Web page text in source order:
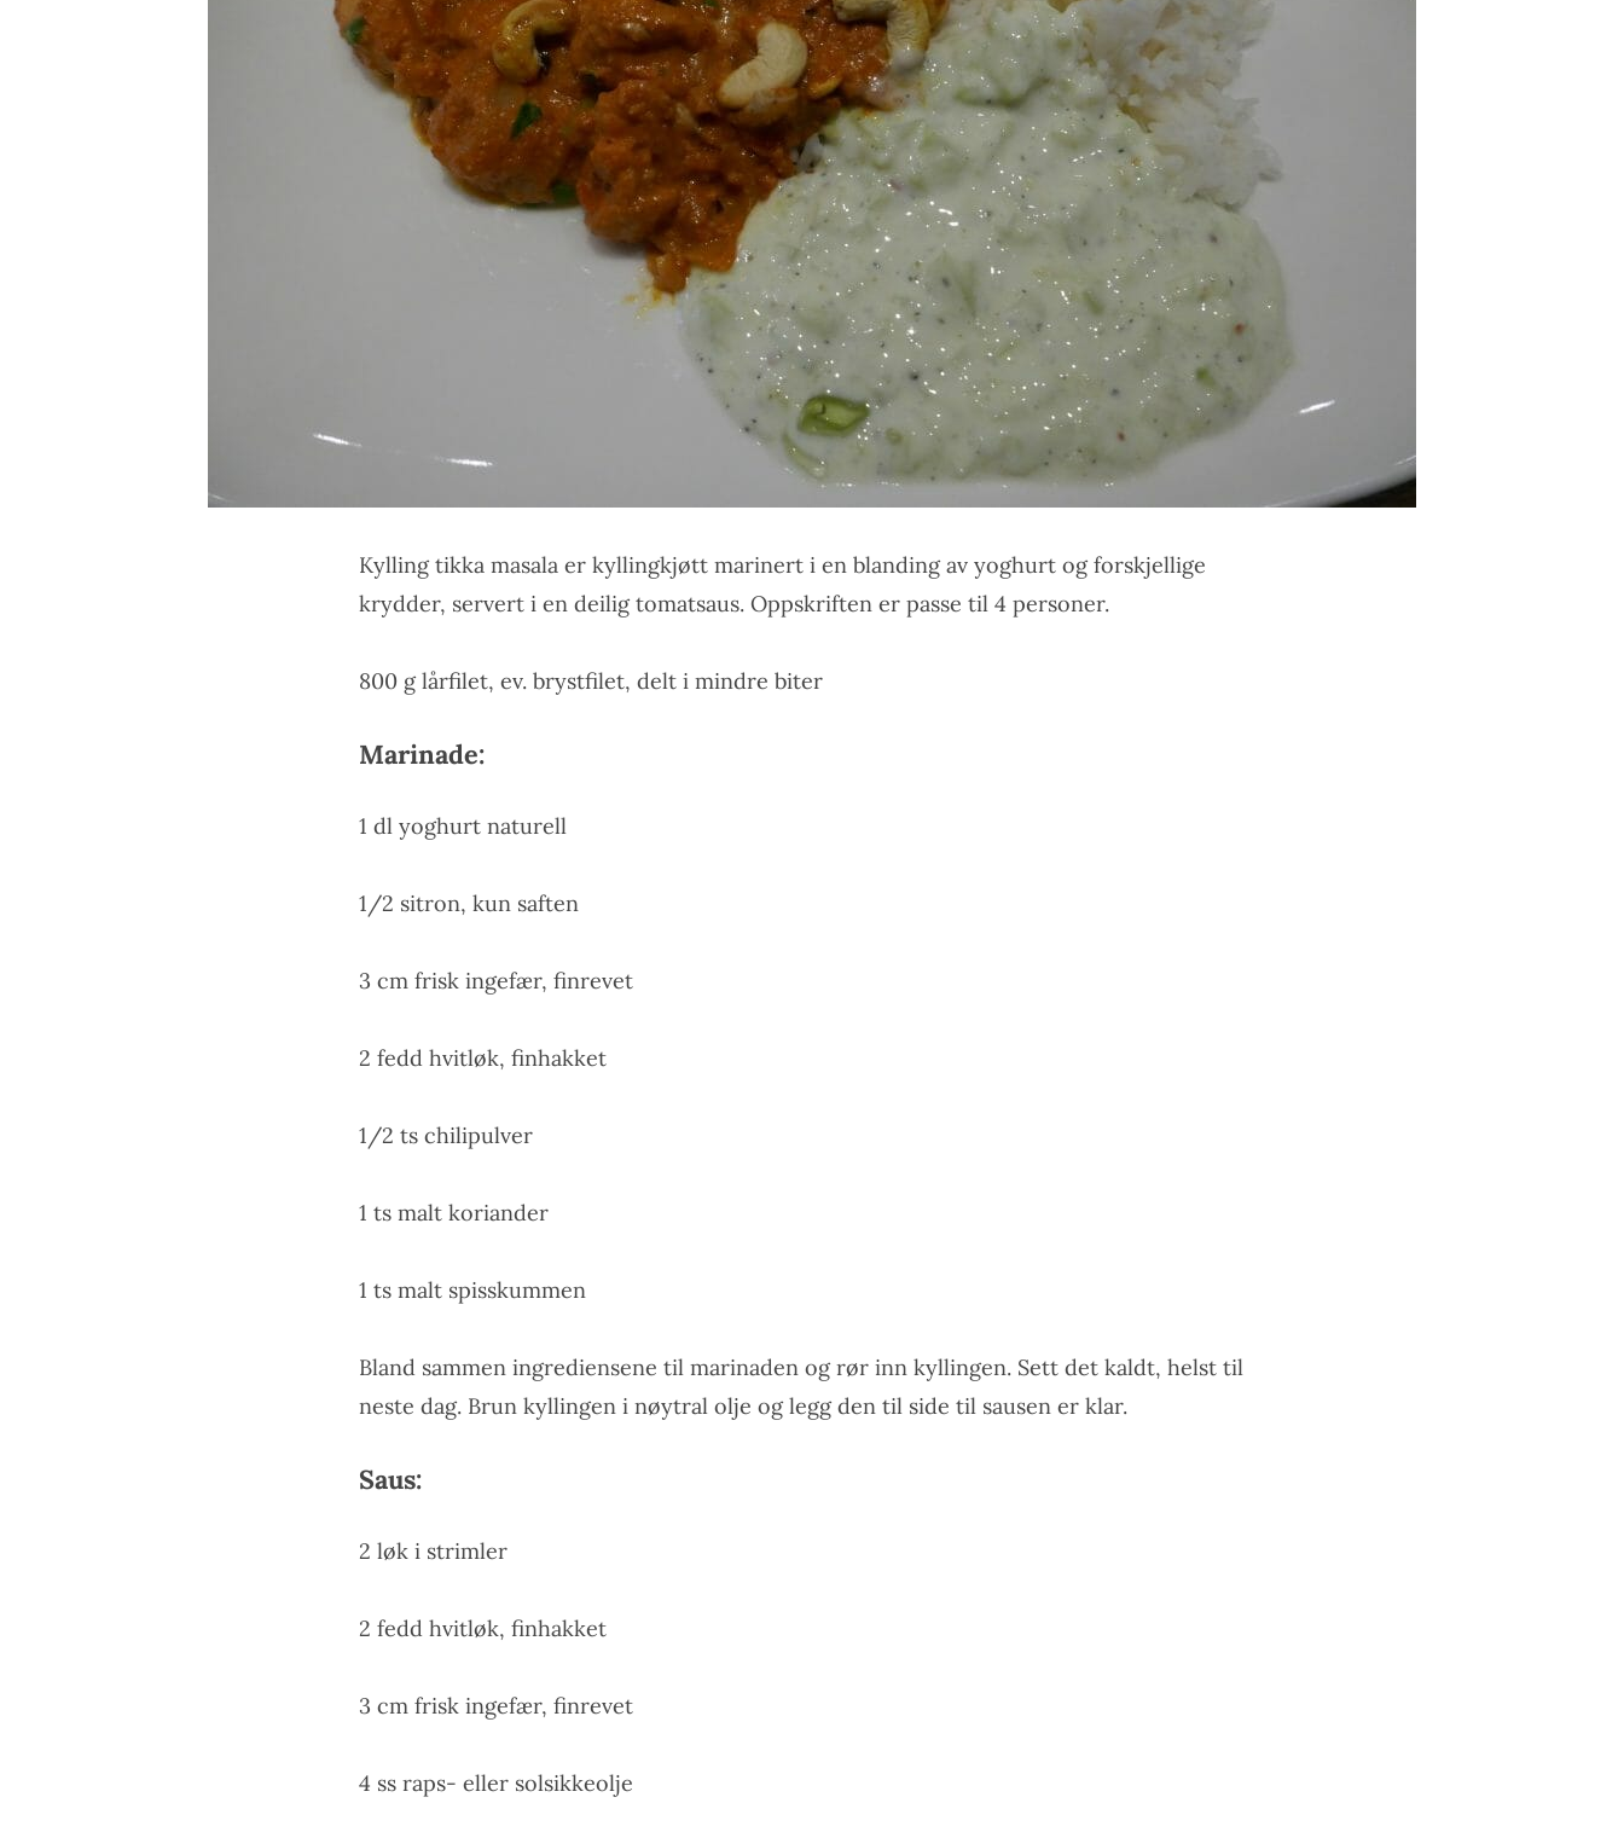
Kylling tikka masala er kyllingkjøtt marinert i en blanding av yoghurt og forskjellige
krydder, servert i en deilig tomatsaus. Oppskriften er passe til 4 personer.
800 g lårfilet, ev. brystfilet, delt i mindre biter
Marinade:
1 dl yoghurt naturell
1/2 sitron, kun saften
3 cm frisk ingefær, finrevet
2 fedd hvitløk, finhakket
1/2 ts chilipulver
1 ts malt koriander
1 ts malt spisskummen
Bland sammen ingrediensene til marinaden og rør inn kyllingen. Sett det kaldt, helst til
neste dag. Brun kyllingen i nøytral olje og legg den til side til sausen er klar.
Saus:
2 løk i strimler
2 fedd hvitløk, finhakket
3 cm frisk ingefær, finrevet
4 ss raps- eller solsikkeolje